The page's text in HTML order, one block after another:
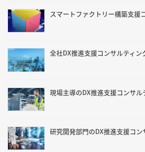
スマートファクトリー構築支援
全社DX推進支援コンサルティン
現場主導のDX推進支援コンサル
研究開発部門のDX推進支援コン